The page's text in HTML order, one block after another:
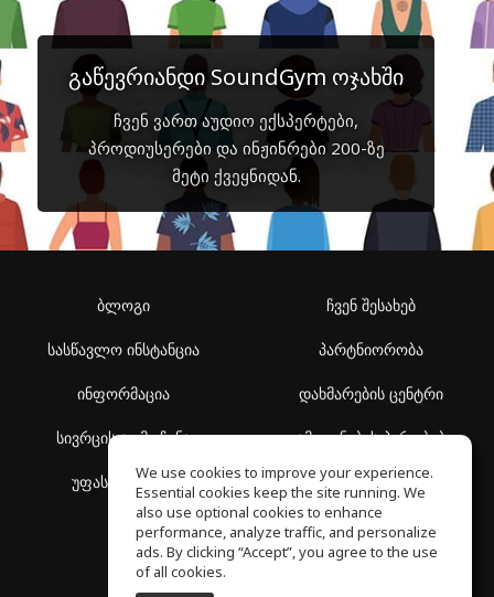
გაწევრიანდი SoundGym ოჯახში
ჩვენ ვართ აუდიო ექსპერტები,
პროდიუსერები და ინჟინრები 200-ზე
მეტი ქვეყნიდან.
ბლოგი
სასწავლო ინსტანცია
ინფორმაცია
სივრცის აღმოჩენა
უფასო სკოლა
ჩვენ შესახებ
პარტნიორობა
დახმარების ცენტრი
გამოყენების პირობები
კონფიდენციალურობის
პოლიტიკა
We use cookies to improve your experience.
Essential cookies keep the site running. We
also use optional cookies to enhance
performance, analyze traffic, and personalize
ads. By clicking “Accept”, you agree to the use
of all cookies.